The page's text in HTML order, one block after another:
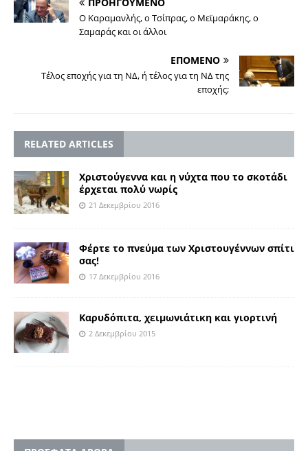
Ο Καραμανλής, ο Τσίπρας, ο Μεϊμαράκης, ο
Σαμαράς και οι άλλοι
ΕΠΟΜΕΝΟ
Τέλος εποχής για τη ΝΔ, ή τέλος για τη ΝΔ της
εποχής;
RELATED ARTICLES
Χριστούγεννα και η νύχτα που το σκοτάδι
έρχεται πολύ νωρίς
21 Δεκεμβρίου 2016
Φέρτε το πνεύμα των Χριστουγέννων σπίτι
σας!
17 Δεκεμβρίου 2016
Καρυδόπιτα, χειμωνιάτικη και γιορτινή
2 Δεκεμβρίου 2015